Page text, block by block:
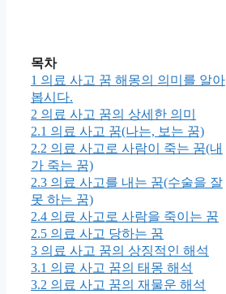
목차
1 의료 사고 꿈 해몽의 의미를 알아
봅시다.
2 의료 사고 꿈의 상세한 의미
2.1 의료 사고 꿈(나는, 보는 꿈)
2.2 의료 사고로 사람이 죽는 꿈(내
가 죽는 꿈)
2.3 의료 사고를 내는 꿈(수술을 잘
못 하는 꿈)
2.4 의료 사고로 사람을 죽이는 꿈
2.5 의료 사고 당하는 꿈
3 의료 사고 꿈의 상징적인 해석
3.1 의료 사고 꿈의 태몽 해석
3.2 의료 사고 꿈의 재물운 해석